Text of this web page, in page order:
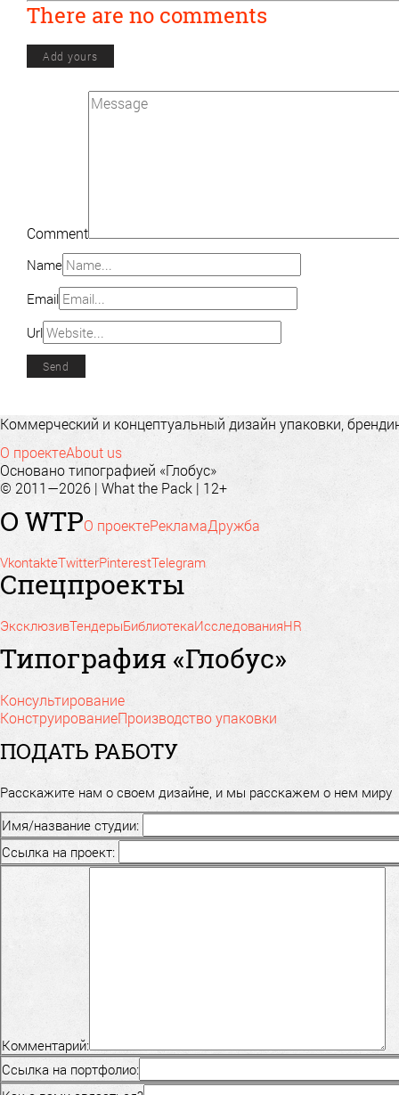
There are no comments
Add yours
Comment
Name
Email
Url
Коммерческий и концептуальный дизайн упаковки,
О проектеAbout us
Основано типографией «Глобус»
© 2011—2026 | What the Pack | 12+
О WTPО проектеРекламаДружба
VkontakteTwitterPinterestTelegram
Спецпроекты
ЭксклюзивТендерыБиблиотекаИсследованияHR
Типография «Глобус»
Консультирование
КонструированиеПроизводство упаковки
ПОДАТЬ РАБОТУ
Расскажите нам о своем дизайне, и мы расскажем о нем миру
Имя/название студии:
Ссылка на проект:
Комментарий:
Ссылка на портфолио: